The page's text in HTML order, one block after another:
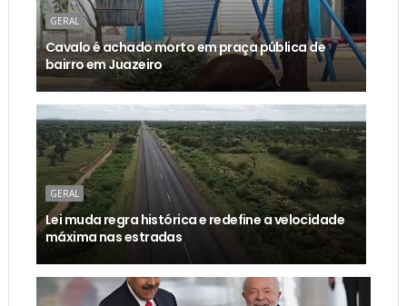
GERAL
Cavalo é achado morto em praça pública de
bairro em Juazeiro
GERAL
Lei muda regra histórica e redefine a velocidade
máxima nas estradas